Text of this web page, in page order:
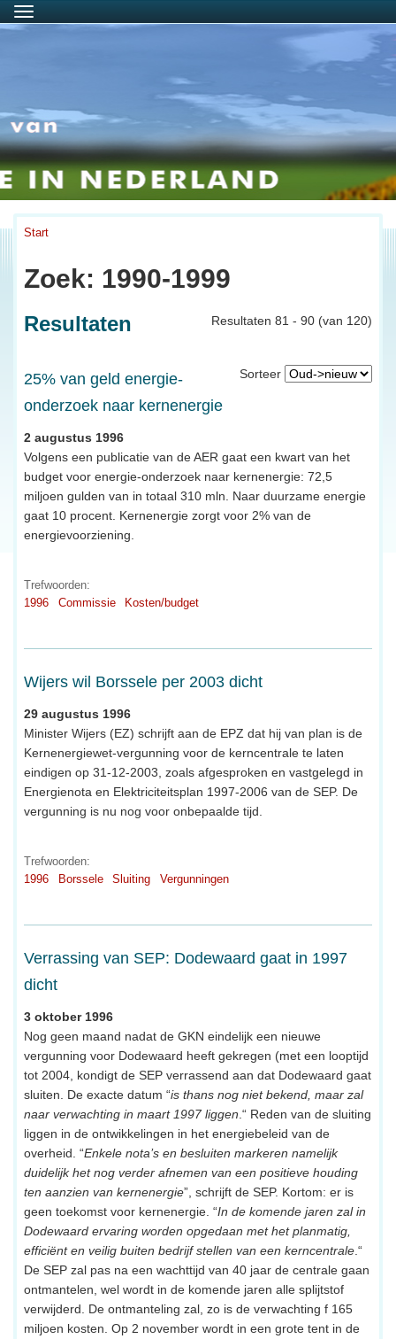
Menu
Start
Zoek: 1990-1999
Resultaten 81 - 90 (van 120)
Resultaten
Sorteer
25% van geld energie-
onderzoek naar kernenergie
2 augustus 1996
Volgens een publicatie van de AER gaat een kwart van het
budget voor energie-onderzoek naar kernenergie: 72,5
miljoen gulden van in totaal 310 mln. Naar duurzame energie
gaat 10 procent. Kernenergie zorgt voor 2% van de
energievoorziening.
Trefwoorden:
1996
Commissie Kosten/budget
Wijers wil Borssele per 2003 dicht
29 augustus 1996
Minister Wijers (EZ) schrijft aan de EPZ dat hij van plan is de
Kernenergiewet-vergunning voor de kerncentrale te laten
eindigen op 31-12-2003, zoals afgesproken en vastgelegd in
Energienota en Elektriciteitsplan 1997-2006 van de SEP. De
vergunning is nu nog voor onbepaalde tijd.
Trefwoorden:
1996
Borssele Sluiting Vergunningen
Verrassing van SEP: Dodewaard gaat in 1997
dicht
3 oktober 1996
Nog geen maand nadat de GKN eindelijk een nieuwe
vergunning voor Dodewaard heeft gekregen (met een looptijd
tot 2004, kondigt de SEP verrassend aan dat Dodewaard gaat
sluiten. De exacte datum “is thans nog niet bekend, maar zal
naar verwachting in maart 1997 liggen .“ Reden van de sluiting
liggen in de ontwikkelingen in het energiebeleid van de
overheid. “Enkele nota’s en besluiten markeren namelijk
duidelijk het nog verder afnemen van een positieve houding
ten aanzien van kernenergie”, schrijft de SEP. Kortom: er is
geen toekomst voor kernenergie. “In de komende jaren zal in
Dodewaard ervaring worden opgedaan met het planmatig,
efficiënt en veilig buiten bedrijf stellen van een kerncentrale .“
De SEP zal pas na een wachttijd van 40 jaar de centrale gaan
ontmantelen, wel wordt in de komende jaren alle splijtstof
verwijderd. De ontmanteling zal, zo is de verwachting f 165
miljoen kosten. Op 2 november wordt in een grote tent in de